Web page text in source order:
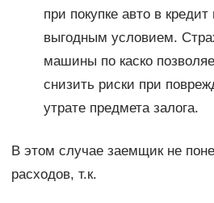
при покупке авто в
выгодным условием.
машины по каско
снизить риски при
утрате предмета залога.
В этом случае заемщик не
расходов, т.к.